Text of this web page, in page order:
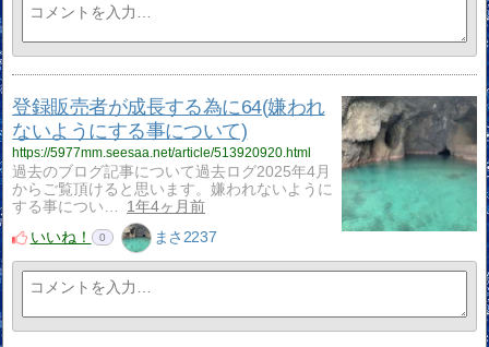
登録販売者が成長する為に64(嫌われ
ないようにする事について)
https://5977mm.seesaa.net/article/513920920.html
過去のブログ記事について過去ログ2025年4月
からご覧頂けると思います。嫌われないように
する事につい…
1年4ヶ月前
いいね！
0 まさ2237